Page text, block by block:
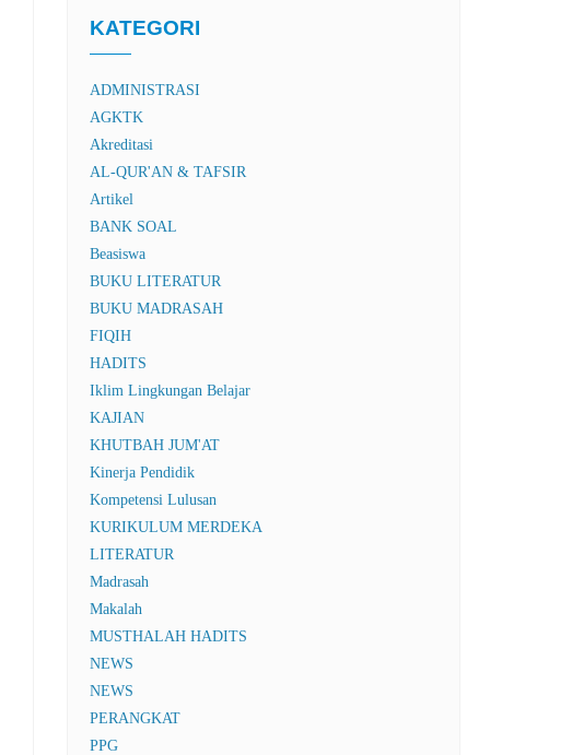
KATEGORI
ADMINISTRASI
AGKTK
Akreditasi
AL-QUR'AN & TAFSIR
Artikel
BANK SOAL
Beasiswa
BUKU LITERATUR
BUKU MADRASAH
FIQIH
HADITS
Iklim Lingkungan Belajar
KAJIAN
KHUTBAH JUM'AT
Kinerja Pendidik
Kompetensi Lulusan
KURIKULUM MERDEKA
LITERATUR
Madrasah
Makalah
MUSTHALAH HADITS
NEWS
NEWS
PERANGKAT
PPG